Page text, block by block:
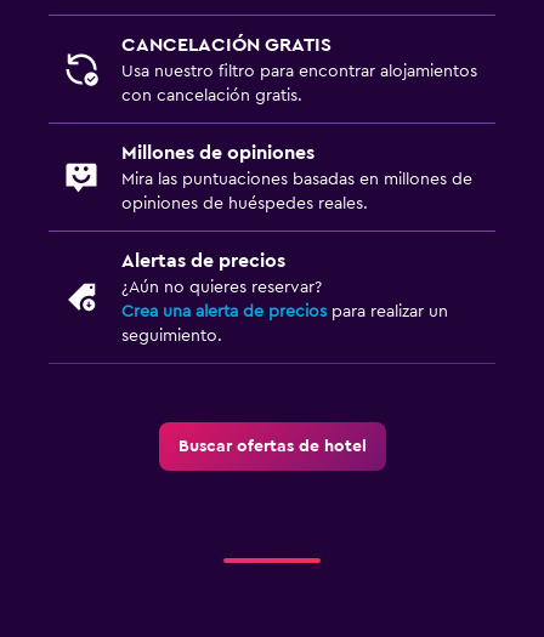
CANCELACIÓN GRATIS
Usa nuestro filtro para encontrar alojamientos
con cancelación gratis.
Millones de opiniones
Mira las puntuaciones basadas en millones de
opiniones de huéspedes reales.
Alertas de precios
¿Aún no quieres reservar?
Crea una alerta de precios para realizar un
seguimiento.
Buscar ofertas de hotel